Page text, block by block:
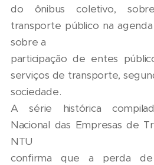
do ônibus coletivo,
transporte público na
sobre a
participação de entes
serviços de transporte,
sociedade.
A série histórica
Nacional das Empresas de
NTU
confirma que a perda